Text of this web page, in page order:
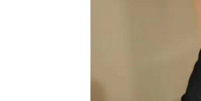
reklam/pazarlama
Çerezlere ilişkin
6698 sayılı Kişisel
mevzuata uygun olarak